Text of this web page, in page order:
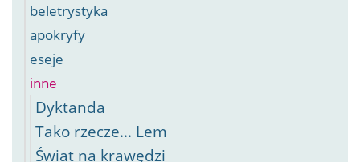
beletrystyka
apokryfy
eseje
inne
Dyktanda
Tako rzecze... Lem
Świat na krawędzi